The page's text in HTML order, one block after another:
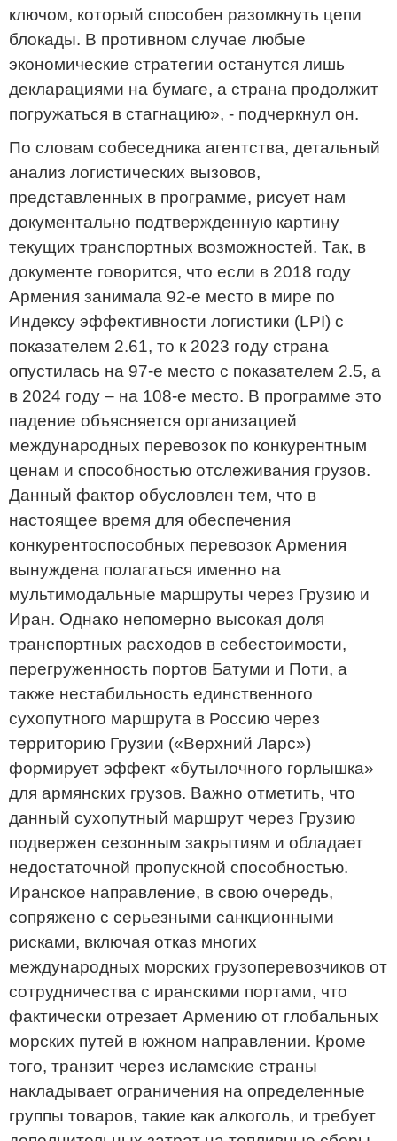
ключом, который способен разомкнуть цепи
блокады. В противном случае любые
экономические стратегии останутся лишь
декларациями на бумаге, а страна продолжит
погружаться в стагнацию», - подчеркнул он.
По словам собеседника агентства, детальный
анализ логистических вызовов,
представленных в программе, рисует нам
документально подтвержденную картину
текущих транспортных возможностей. Так, в
документе говорится, что если в 2018 году
Армения занимала 92-е место в мире по
Индексу эффективности логистики (LPI) с
показателем 2.61, то к 2023 году страна
опустилась на 97-е место с показателем 2.5, а
в 2024 году – на 108-е место. В программе это
падение объясняется организацией
международных перевозок по конкурентным
ценам и способностью отслеживания грузов.
Данный фактор обусловлен тем, что в
настоящее время для обеспечения
конкурентоспособных перевозок Армения
вынуждена полагаться именно на
мультимодальные маршруты через Грузию и
Иран. Однако непомерно высокая доля
транспортных расходов в себестоимости,
перегруженность портов Батуми и Поти, а
также нестабильность единственного
сухопутного маршрута в Россию через
территорию Грузии («Верхний Ларс»)
формирует эффект «бутылочного горлышка»
для армянских грузов. Важно отметить, что
данный сухопутный маршрут через Грузию
подвержен сезонным закрытиям и обладает
недостаточной пропускной способностью.
Иранское направление, в свою очередь,
сопряжено с серьезными санкционными
рисками, включая отказ многих
международных морских грузоперевозчиков от
сотрудничества с иранскими портами, что
фактически отрезает Армению от глобальных
морских путей в южном направлении. Кроме
того, транзит через исламские страны
накладывает ограничения на определенные
группы товаров, такие как алкоголь, и требует